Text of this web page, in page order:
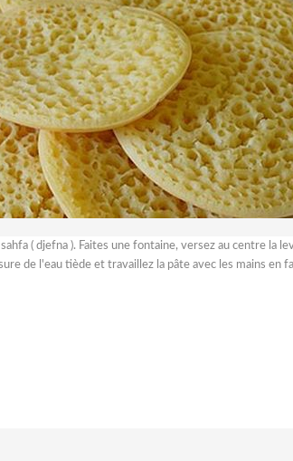
( djefna ). Faites une fontaine, versez au centre la
de l'eau tiède et travaillez la pâte avec les mains en